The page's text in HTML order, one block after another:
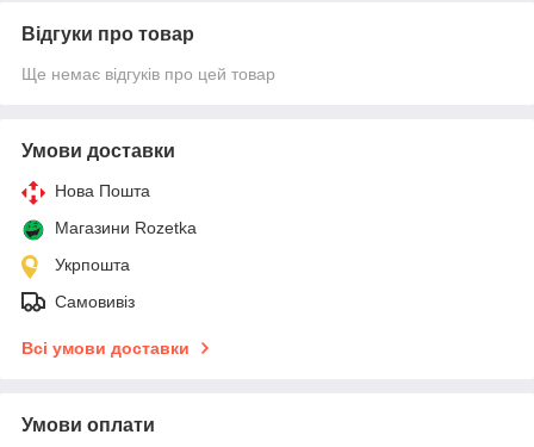
Відгуки про товар
Ще немає відгуків про цей товар
Умови доставки
Нова Пошта
Магазини Rozetka
Укрпошта
Самовивіз
Всі умови доставки
Умови оплати